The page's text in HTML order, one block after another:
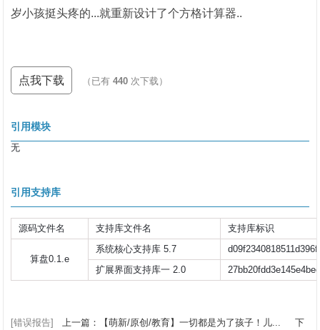
岁小孩挺头疼的...就重新设计了个方格计算器..
点我下载 （已有440 次下载）
引用模块
无
引用支持库
源码文件名 支持库文件名 支持库标识
算盘0.1.e
系统核心支持库 5.7
扩展界面支持库一 2.0
[错误报告] 上一篇：【萌新/原创/教育】一切都是为了孩子！儿... 下